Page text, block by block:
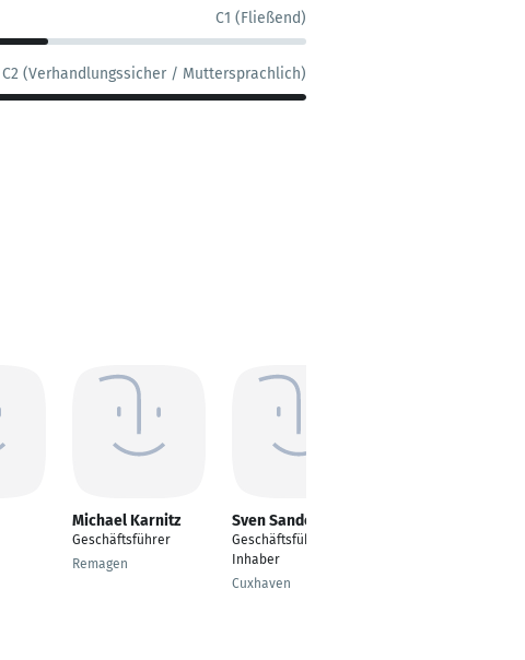
C1 (Fließend)
C2 (Verhandlungssicher / Muttersprachlich)
Michael Karnitz
Geschäftsführer
Remagen
Sven Sander
Geschäftsführer /
Inhaber
Cuxhaven